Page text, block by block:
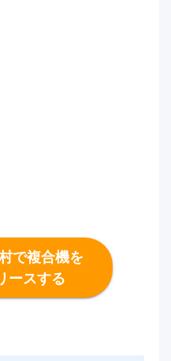
で複合機を
ースする